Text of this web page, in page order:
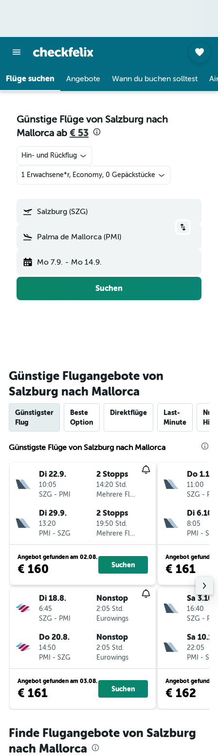
Flüge suchen Angebote Wann du buchen solltest
Günstige Flüge von Salzburg nach
Mallorca ab € 53
Hin- und Rückflug
1 Erwachsene*r, Economy, 0 Gepäckstücke
Salzburg (SZG)
Palma de Mallorca (PMI)
Mo 7.9. - Mo 14.9.
Suchen
Günstige Flugangebote von
Salzburg nach Mallorca
Günstigster
Flug
Beste
Option
Direktflüge
Last-
Minute
Nur
Günstigste Flüge von Salzburg nach Mallorca
Di 22.9.
10:05
SZG - PMI
2 Stopps
14:20 Std.
Mehrere Fluglinien
Di 29.9.
13:20
PMI
- SZG
2 Stopps
19:50 Std.
Mehrere Fluglinien
Angebot gefunden am 02.08.
€ 160 Suchen
Di 18.8.
6:45
SZG - PMI
Nonstop
2:05 Std.
Eurowings
Do 20.8.
14:50
PMI
- SZG
Nonstop
2:05 Std.
Eurowings
Angebot gefunden am 03.08.
€ 161 Suchen
Do 1.10.
11:00
SZG - PMI
Di 6.10.
8:05
PMI
- SZG
Angebot gefunden
€ 161
Sa 3.10.
16:40
SZG - PMI
Sa
22:05
PMI
- SZG
Angebot gefunden
€ 162
Finde Flugangebote von Salzburg
nach Mallorca